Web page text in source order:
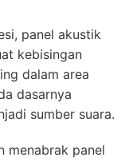
panel akustik
kebisingan
dalam area
dasarnya
sumber suara.
menabrak panel